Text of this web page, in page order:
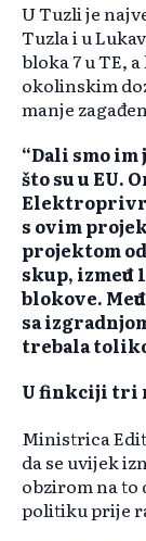
U Tuzli je
Tuzla i u
bloka 7 u TE,
okolinskim
manje
“Dali smo
što su u EU.
s ovim
projektom
skup, između
blokove.
sa
trebala toliko
U finkciji tri
Ministrica
da se uvijek
obzirom na to
politiku prije